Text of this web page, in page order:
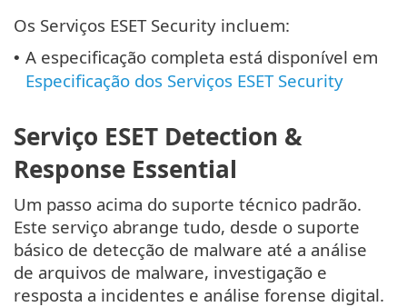
Os Serviços ESET Security incluem:
• A especificação completa está disponível em
Especificação dos Serviços ESET Security
Serviço ESET Detection &
Response Essential
Um passo acima do suporte técnico padrão.
Este serviço abrange tudo, desde o suporte
básico de detecção de malware até a análise
de arquivos de malware, investigação e
resposta a incidentes e análise forense digital.